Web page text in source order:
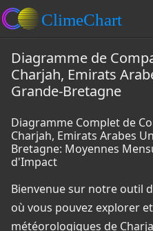
Diagramme de
Charjah, Emirats
Grande-Bretagne
Diagramme Complet de
Charjah, Emirats Arabes
Bretagne: Moyennes
d'Impact
Bienvenue sur notre outil
où vous pouvez explorer
météorologiques de